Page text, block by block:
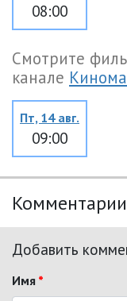
08:00
Смотрите
канале
Пт, 14 авг.
09:00
Комментарии
Добавить
Имя *